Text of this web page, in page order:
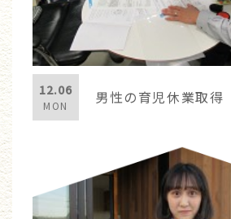
12.06
MON 男性の育児休業取得